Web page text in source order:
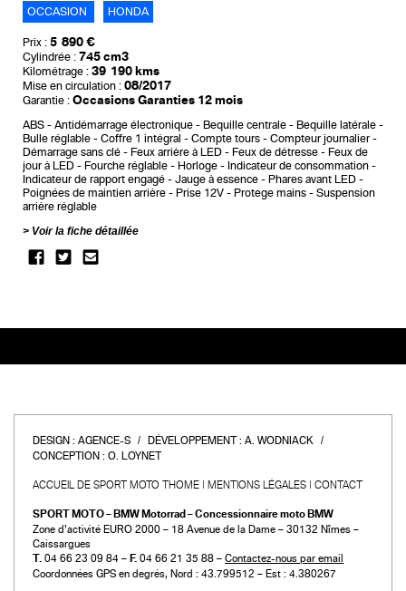
OCCASION HONDA
Prix : 5 890 €
Cylindrée : 745 cm3
Kilométrage : 39 190 kms
Mise en circulation : 08/2017
Garantie : Occasions Garanties 12 mois
ABS Antidémarrage électronique Bequille centrale
Bequille latérale
Bulle réglable
Coffre 1 intégral Compte tours
Compteur journalier
Démarrage sans clé
Feux arrière à LED Feux de détresse
Feux de
jour à LED
Fourche réglable Horloge
Indicateur de consommation
Indicateur de rapport engagé
Jauge à essence
Phares avant LED
Poignées de maintien arrière
Prise 12V Protege mains
Suspension
arrière réglable
Voir la fiche détaillée
DESIGN : AGENCE-S DÉVELOPPEMENT : A. WODNIACK
CONCEPTION : O. LOYNET
ACCUEIL DE SPORT MOTO THOME MENTIONS LÉGALES CONTACT
SPORT MOTO – BMW Motorrad – Concessionnaire moto BMW
Zone d’activité EURO 2000 – 18 Avenue de la Dame – 30132 Nîmes –
Caissargues
T. 04 66 23 09 84 – F. 04 66 21 35 88 – Contactez-nous par email
Coordonnées GPS en degrés, Nord : 43.799512 – Est : 4.380267